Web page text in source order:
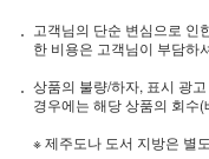
고객님의 단순 변심으로 인
한 비용은 고객님이 부담하
상품의 불량/하자, 표시 광
경우에는 해당 상품의 회수
※ 제주도나 도서 지방은 별